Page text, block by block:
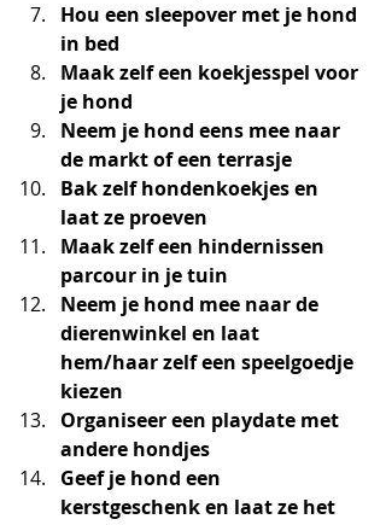
Hou een sleepover met je hond
in bed
Maak zelf een koekjesspel voor
je hond
Neem je hond eens mee naar
de markt of een terrasje
Bak zelf hondenkoekjes en
laat ze proeven
Maak zelf een hindernissen
parcour in je tuin
Neem je hond mee naar de
dierenwinkel en laat
hem/haar zelf een speelgoedje
kiezen
Organiseer een playdate met
andere hondjes
Geef je hond een
kerstgeschenk en laat ze het